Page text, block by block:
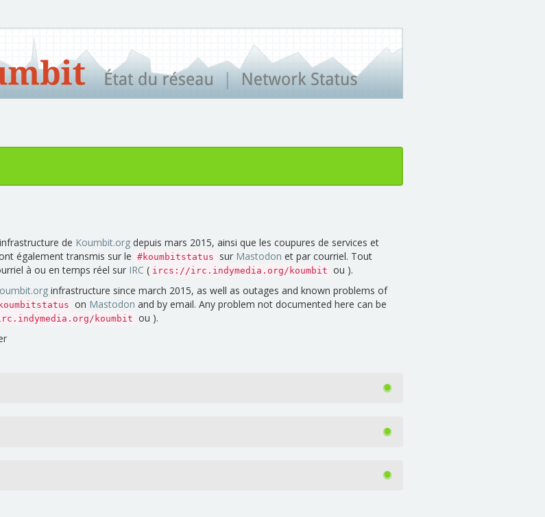
de Koumbit.org depuis mars 2015, ainsi que les coupures de services et
également transmis sur le #koumbitstatus sur Mastodon et par courriel. Tout
à ou en temps réel sur IRC ( ircs://irc.indymedia.org/koumbit ou ).
infrastructure since march 2015, as well as outages and known problems of
on Mastodon and by email. Any problem not documented here can be
koumbit
ou ).